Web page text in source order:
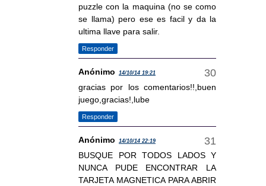
puzzle con la maquina (no se como
se llama) pero ese es facil y da la
ultima llave para salir.
Responder
Anónimo 14/10/14 19:21
gracias por los comentarios!!,buen
juego,gracias!,lube
Responder
Anónimo 14/10/14 22:19
BUSQUE POR TODOS LADOS Y
NUNCA PUDE ENCONTRAR LA
TARJETA MAGNETICA PARA ABRIR